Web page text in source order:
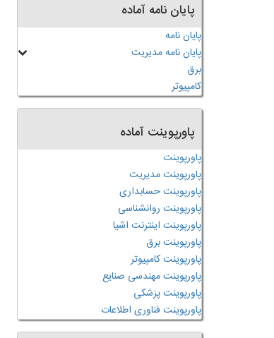
پایان نامه آماده
پایان نامه
پایان نامه مدیریت
برق
کامپیوتر
پاورپوینت آماده
پاورپوینت
پاورپوینت مدیریت
پاورپوینت حسابداری
پاورپوینت روانشناسی
پاورپوینت اینترنت اشیا
پاورپوینت برق
پاورپوینت کامپیوتر
پاورپوینت مهندسی صنایع
پاورپوینت پزشکی
پاورپوینت فناوری اطلاعات